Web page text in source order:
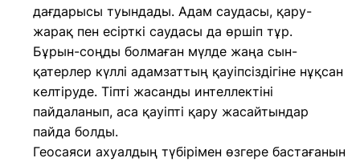
дағдарысы туындады. Адам саудасы, қару-
жарақ пен есірткі саудасы да өршіп тұр.
Бұрын-соңды болмаған мүлде жаңа сын-
қатерлер күллі адамзаттың қауіпсіздігіне нұқсан
келтіруде. Тіпті жасанды интеллектіні
пайдаланып, аса қауіпті қару жасайтындар
пайда болды.
Геосаяси ахуалдың түбірімен өзгере бастағанын